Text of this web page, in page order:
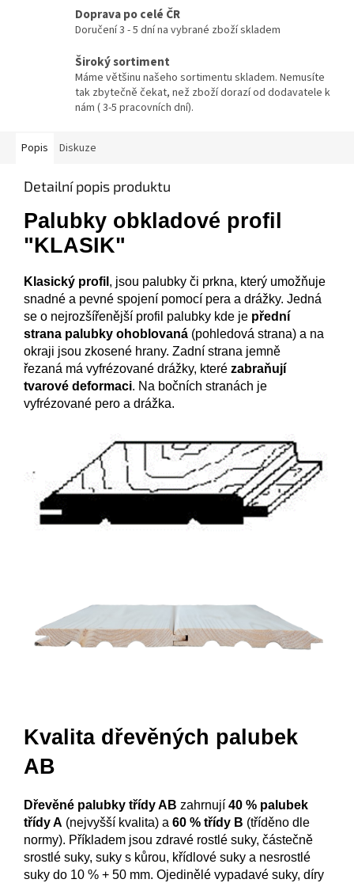
Doprava po celé ČR
Doručení 3 - 5 dní na vybrané zboží skladem
Široký sortiment
Máme většinu našeho sortimentu skladem. Nemusíte
tak zbytečně čekat, než zboží dorazí od dodavatele k
nám ( 3-5 pracovních dní).
Popis Diskuze
Detailní popis produktu
Palubky obkladové profil
"KLASIK"
Klasický profil , jsou palubky či prkna, který umožňuje
snadné a pevné spojení pomocí pera a drážky. Jedná
se o nejrozšířenější profil palubky kde je přední
strana palubky ohoblovaná (pohledová strana) a na
okraji jsou zkosené hrany. Zadní strana jemně
řezaná má vyfrézované drážky, které zabraňují
tvarové deformaci. Na bočních stranách je
vyfrézované pero a drážka.
Kvalita dřevěných palubek
AB
Dřevěné palubky třídy AB zahrnují 40 % palubek
třídy A (nejvyšší kvalita) a 60 % třídy B (tříděno dle
normy). Příkladem jsou zdravé rostlé suky, částečně
srostlé suky, suky s kůrou, křídlové suky a nesrostlé
suky do 10 % + 50 mm. Ojedinělé vypadavé suky, díry